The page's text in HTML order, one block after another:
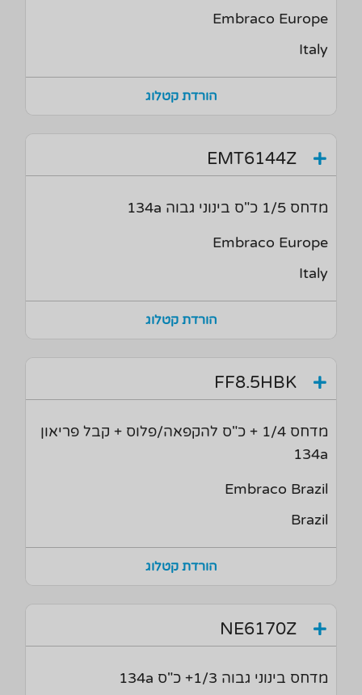
Embraco Europe
Italy
הורדת קטלוג
EMT6144Z
מדחס 1/5 כ"ס בינוני גבוה 134a
Embraco Europe
Italy
הורדת קטלוג
FF8.5HBK
מדחס 1/4 + כ"ס להקפאה/פלוס + קבל פריאון
134a
Embraco Brazil
Brazil
הורדת קטלוג
NE6170Z
מדחס בינוני גבוה 1/3+ כ"ס 134a